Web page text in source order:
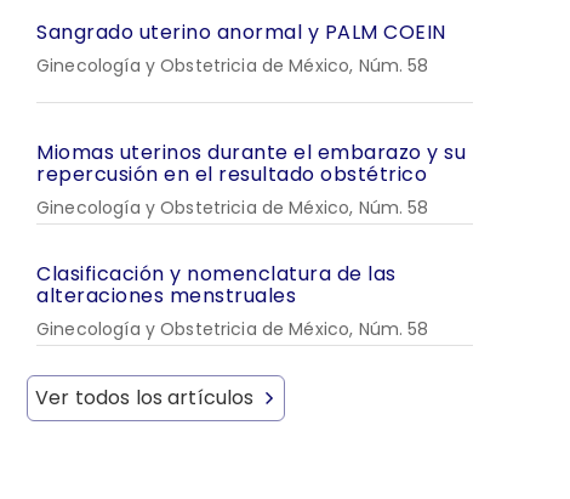
Sangrado uterino anormal y PALM COEIN
Ginecología y Obstetricia de México, Núm. 58
Miomas uterinos durante el embarazo y su
repercusión en el resultado obstétrico
Ginecología y Obstetricia de México, Núm. 58
Clasificación y nomenclatura de las
alteraciones menstruales
Ginecología y Obstetricia de México, Núm. 58
Ver todos los artículos